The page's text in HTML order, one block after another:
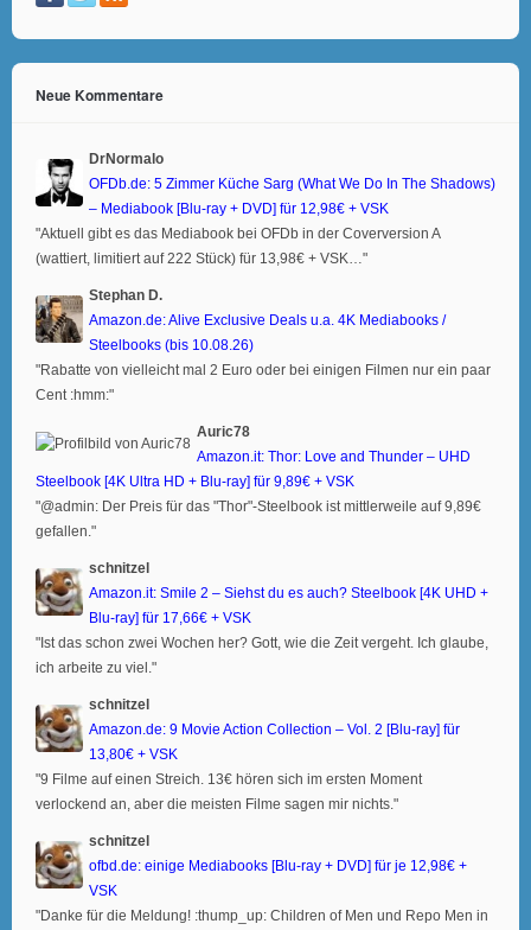
Neue Kommentare
DrNormalo
OFDb.de: 5 Zimmer Küche Sarg (What We Do In The Shadows)
– Mediabook [Blu-ray + DVD] für 12,98€ + VSK
"Aktuell gibt es das Mediabook bei OFDb in der Coverversion A
(wattiert, limitiert auf 222 Stück) für 13,98€ + VSK…"
Stephan D.
Amazon.de: Alive Exclusive Deals u.a. 4K Mediabooks /
Steelbooks (bis 10.08.26)
"Rabatte von vielleicht mal 2 Euro oder bei einigen Filmen nur ein paar
Cent :hmm:"
Auric78
Amazon.it: Thor: Love and Thunder – UHD
Steelbook [4K Ultra HD + Blu-ray] für 9,89€ + VSK
"@admin: Der Preis für das "Thor"-Steelbook ist mittlerweile auf 9,89€
gefallen."
schnitzel
Amazon.it: Smile 2 – Siehst du es auch? Steelbook [4K UHD +
Blu-ray] für 17,66€ + VSK
"Ist das schon zwei Wochen her? Gott, wie die Zeit vergeht. Ich glaube,
ich arbeite zu viel."
schnitzel
Amazon.de: 9 Movie Action Collection – Vol. 2 [Blu-ray] für
13,80€ + VSK
"9 Filme auf einen Streich. 13€ hören sich im ersten Moment
verlockend an, aber die meisten Filme sagen mir nichts."
schnitzel
ofbd.de: einige Mediabooks [Blu-ray + DVD] für je 12,98€ +
VSK
"Danke für die Meldung! :thump_up: Children of Men und Repo Men in